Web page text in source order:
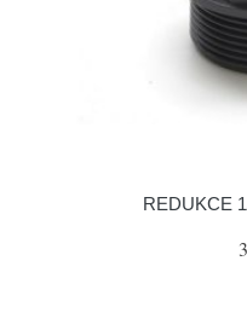
REDUKCE